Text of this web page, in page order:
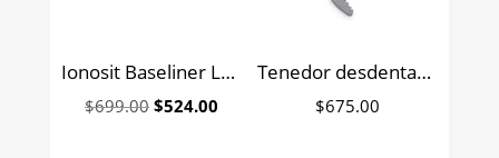
Ionosit Baseliner LC ionómero de vidrio tipo IV para bases cavitarias DMG jeringa 1.5 g
$699.00 Original
$524.00
Tenedor desdentado ajustable Bio-art
$675.00